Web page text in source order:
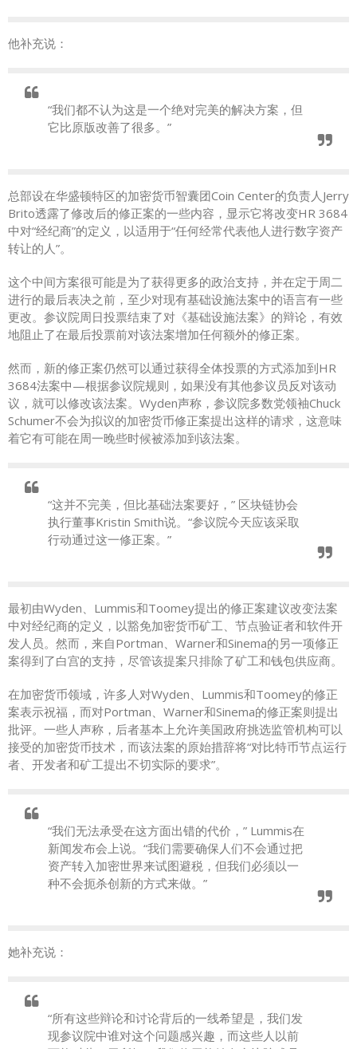
他补充说：
“我们都不认为这是一个绝对完美的解决方案，但
它比原版改善了很多。”
总部设在华盛顿特区的加密货币智囊团Coin Center的负责人Jerry
Brito透露了修改后的修正案的一些内容，显示它将改变HR 3684
中对“经纪商”的定义，以适用于“任何经常代表他人进行数字资产
转让的人”。
这个中间方案很可能是为了获得更多的政治支持，并在定于周二
进行的最后表决之前，至少对现有基础设施法案中的语言有一些
更改。参议院周日投票结束了对《基础设施法案》的辩论，有效
地阻止了在最后投票前对该法案增加任何额外的修正案。
然而，新的修正案仍然可以通过获得全体投票的方式添加到HR
3684法案中—根据参议院规则，如果没有其他参议员反对该动
议，就可以修改该法案。Wyden声称，参议院多数党领袖Chuck
Schumer不会为拟议的加密货币修正案提出这样的请求，这意味
着它有可能在周一晚些时候被添加到该法案。
“这并不完美，但比基础法案要好，” 区块链协会
执行董事Kristin Smith说。“参议院今天应该采取
行动通过这一修正案。”
最初由Wyden、Lummis和Toomey提出的修正案建议改变法案
中对经纪商的定义，以豁免加密货币矿工、节点验证者和软件开
发人员。然而，来自Portman、Warner和Sinema的另一项修正
案得到了白宫的支持，尽管该提案只排除了矿工和钱包供应商。
在加密货币领域，许多人对Wyden、Lummis和Toomey的修正
案表示祝福，而对Portman、Warner和Sinema的修正案则提出
批评。一些人声称，后者基本上允许美国政府挑选监管机构可以
接受的加密货币技术，而该法案的原始措辞将“对比特币节点运行
者、开发者和矿工提出不切实际的要求”。
“我们无法承受在这方面出错的代价，” Lummis在
新闻发布会上说。“我们需要确保人们不会通过把
资产转入加密世界来试图避税，但我们必须以一
种不会扼杀创新的方式来做。”
她补充说：
“所有这些辩论和讨论背后的一线希望是，我们发
现参议院中谁对这个问题感兴趣，而这些人以前